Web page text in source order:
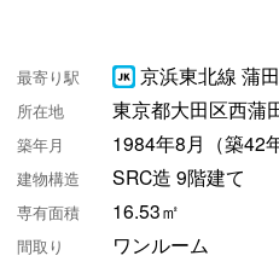
最寄り駅 京浜東北線 蒲
所在地 東京都大田区西蒲
築年月 1984年8月（築42年
建物構造 SRC造 9階建て
専有面積 16.53㎡
間取り ワンルーム